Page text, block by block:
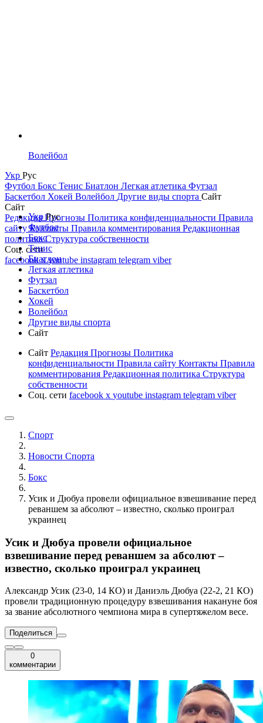
Волейбол
Укр Рус
Футбол Бокс Тенис Биатлон Легкая атлетика Футзал
Баскетбол Хокей Волейбол Другие виды спорта Сайт
Сайт
РедакцияПрогнозы Политика конфиденциальности Правила
сайтуКонтакты Правила комментирования Редакционная
политикаСтруктура собственности
Соц. сети
facebookxyoutube instagram telegram viber
УкрРус
Футбол
Бокс
Тенис
Биатлон
Легкая атлетика
Футзал
Баскетбол
Хокей
Волейбол
Другие виды спорта
Сайт
Сайт Редакция Прогнозы Политика
конфиденциальности Правила сайту Контакты Правила
комментирования Редакционная политика Структура
собственности
Соц. сети facebook x youtube instagram telegram viber
Спорт
Новости Cпорта
Бокс
Усик и Дюбуа провели официальное взвешивание перед
реваншем за абсолют – известно, сколько проиграл
украинец
Усик и Дюбуа провели официальное
взвешивание перед реваншем за абсолют –
известно, сколько проиграл украинец
Александр Усик (23-0, 14 КО) и Даниэль Дюбуа (22-2, 21 КО)
провели традиционную процедуру взвешивания накануне боя
за звание абсолютного чемпиона мира в супертяжелом весе.
Поделиться
0
комментарии